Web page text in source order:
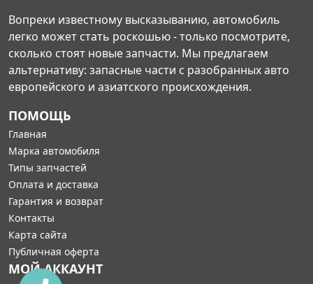
Вопреки известному высказыванию, автомобиль
легко может стать роскошью - только посмотрите,
сколько стоят новые запчасти. Мы предлагаем
альтернативу: запасные части с разобранных авто
европейского и азиатского происхождения.
ПОМОЩЬ
Главная
Марка автомобиля
Типы запчастей
Оплата и доставка
Гарантия и возврат
Контакты
Карта сайта
Публичная оферта
МОЙ АККАУНТ